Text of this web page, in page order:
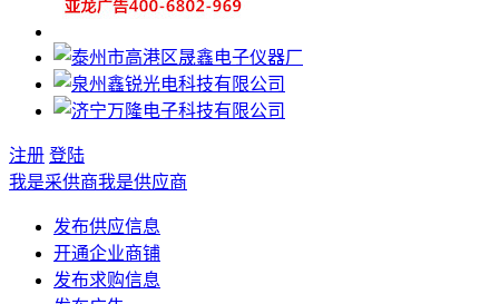
注册 登陆
我是采供商我是供应商
发布供应信息
开通企业商铺
发布求购信息